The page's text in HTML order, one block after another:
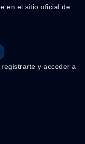
en el sitio oficial de
y acceder a